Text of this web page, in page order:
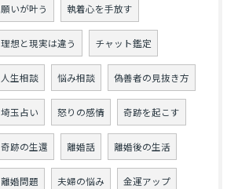
願いが叶う 執着心を手放す
理想と現実は違う チャット鑑定
人生相談 悩み相談 偽善者の見抜き方
埼玉占い 怒りの感情 奇跡を起こす
奇跡の生還 離婚話 離婚後の生活
離婚問題 夫婦の悩み 金運アップ